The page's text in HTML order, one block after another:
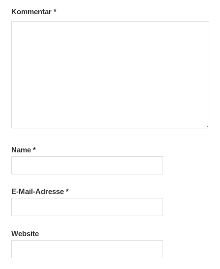
Kommentar *
Name *
E-Mail-Adresse *
Website